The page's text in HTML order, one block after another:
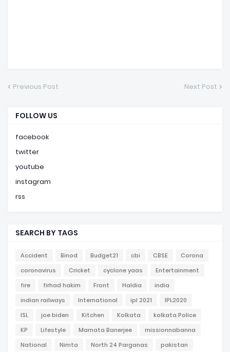
Previous Post Next Post
FOLLOW US
facebook
twitter
youtube
instagram
rss
SEARCH BY TAGS
Accident Binod Budget21 cbi CBSE
Corona
coronavirus
Cricket cyclone yaas
Entertainment
fire
firhad hakim Front Haldia
india
indian railways
International ipl 2021
IPL2020
ISL
joe biden Kitchen Kolkata
kolkata Police
KP
Lifestyle Mamata Banerjee
missionnabanna
National
Nimta North 24 Parganas pakistan